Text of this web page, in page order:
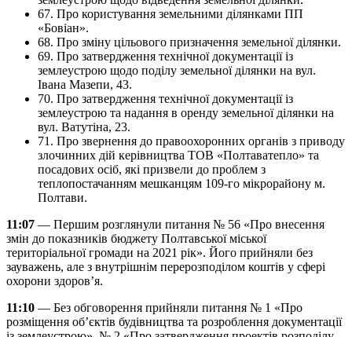
67. Про користування земельними ділянками ПП
«Бовіан».
68. Про зміну цільового призначення земельної ділянки.
69. Про затвердження технічної документації із
землеустрою щодо поділу земельної ділянки на вул.
Івана Мазепи, 43.
70. Про затвердження технічної документації із
землеустрою та надання в оренду земельної ділянки на
вул. Ватутіна, 23.
71. Про звернення до правоохоронних органів з приводу
злочинних дій керівництва ТОВ «Полтаватепло» та
посадових осіб, які призвели до проблем з
теплопостачанням мешканцям 109-го мікрорайону м.
Полтави.
11:07 — Першим розглянули питання № 56 «Про внесення
змін до показників бюджету Полтавської міської
територіальної громади на 2021 рік». Його прийняли без
зауважень, але з внутрішнім перерозподілом коштів у сфері
охорони здоров’я.
11:10 — Без обговорення прийняли питання № 1 «Про
розміщення об’єктів будівництва та розроблення документації